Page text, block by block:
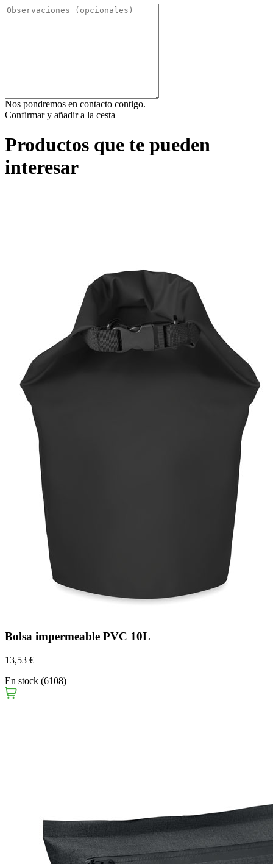
Nos pondremos en contacto contigo.
Confirmar y añadir a la cesta
Productos que te pueden
interesar
Bolsa impermeable PVC 10L
13,53 €
En stock (6108)